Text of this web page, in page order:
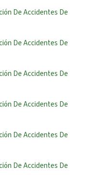
De Accidentes De
De Accidentes De
De Accidentes De
De Accidentes De
De Accidentes De
De Accidentes De